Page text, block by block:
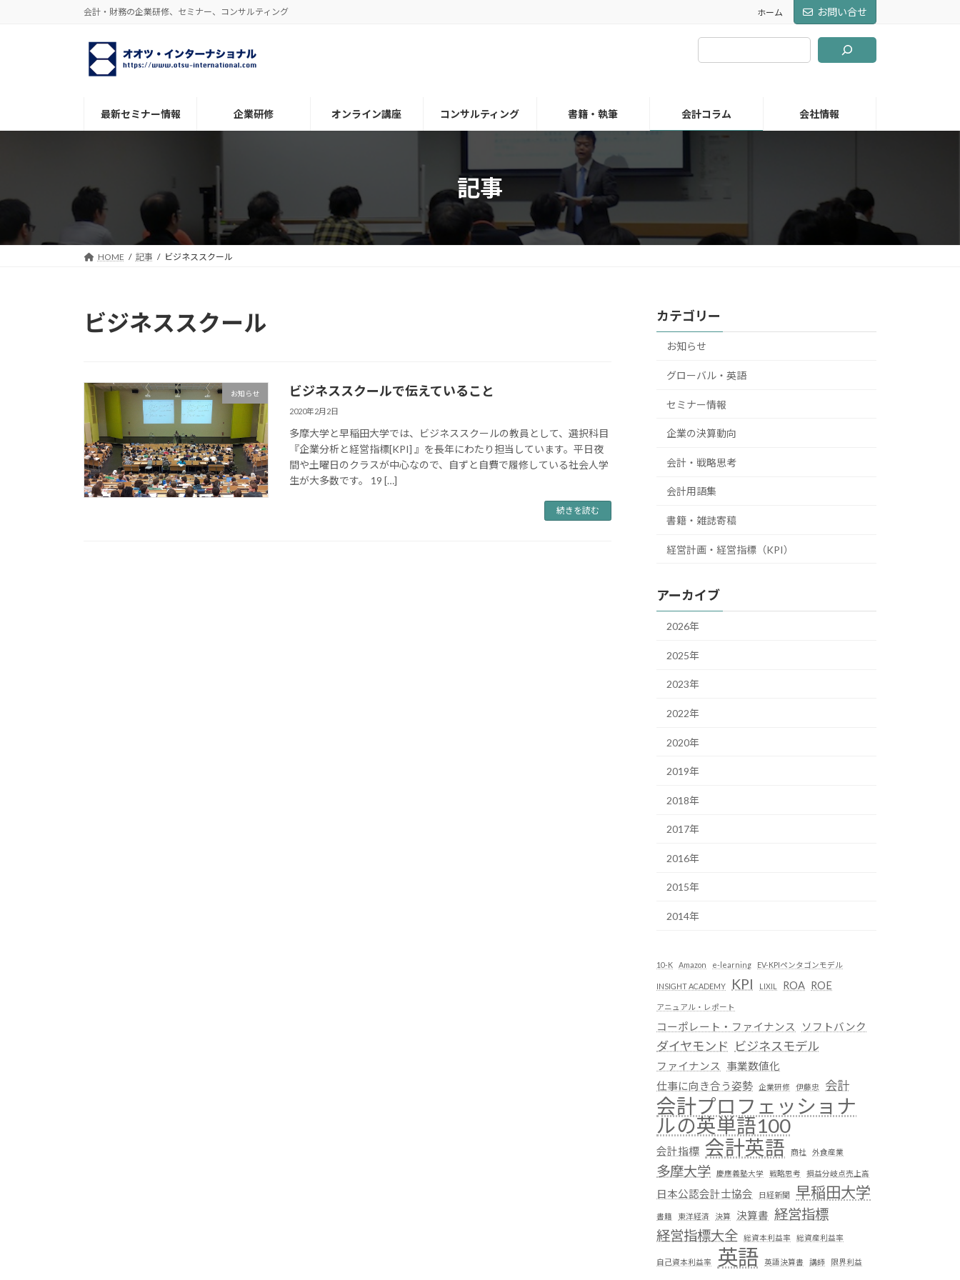
キ
に
会計・財務の企業研修、セミナー、コンサルティング ホーム お問い合せ
最新セミナー情報 企業研修 オンライン講座 コンサルティング 書籍・執筆 会計コラム 会社情報
記事
HOME 記事 ビジネススクール
ビジネススクール
お知らせ ビジネススクールで伝えていること
2020年2月2日
多摩大学と早稲田大学では、ビジネススクールの教員として、選択科目
『企業分析と経営指標[KPI] 』を長年にわたり担当しています。平日夜
間や土曜日のクラスが中心なので、自ずと自費で履修している社会人学
生が大多数です。 19 […]
続きを読む
カテゴリー
お知らせ
グローバル・英語
セミナー情報
企業の決算動向
会計・戦略思考
会計用語集
書籍・雑誌寄稿
経営計画・経営指標（KPI）
アーカイブ
2026年
2025年
2023年
2022年
2020年
2019年
2018年
2017年
2016年
2015年
2014年
10-K Amazon e-learning EV-KPIペンタゴンモデル
INSIGHT ACADEMY KPI LIXIL ROA ROE
アニュアル・レポート
コーポレート・ファイナンス ソフトバンク
ダイヤモンド ビジネスモデル
ファイナンス
事業数値化
仕事に向き合う姿勢
企業研修 伊藤忠 会計
会計プロフェッショナ
ルの英単語100
会計指標 会計英語 商社 外食産業
多摩大学 慶應義塾大学 戦略思考 損益分岐点売上高
日本公認会計士協会 日経新聞 早稲田大学
書籍 東洋経済 決算 決算書 経営指標
経営指標大全
総資本利益率 総資産利益率
自己資本利益率 英語 英語決算書 講師 限界利益